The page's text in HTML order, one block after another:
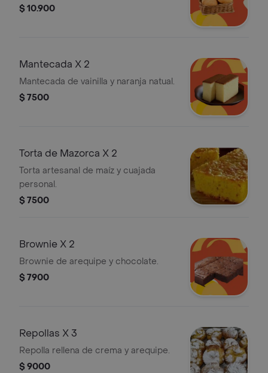
$ 10.900
Mantecada X 2
Mantecada de vainilla y naranja natual.
$ 7500
Torta de Mazorca X 2
Torta artesanal de maíz y cuajada
personal.
$ 7500
Brownie X 2
Brownie de arequipe y chocolate.
$ 7900
Repollas X 3
Repolla rellena de crema y arequipe.
$ 9000